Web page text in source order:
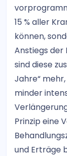
15 % aller
können,
Anstiegs der
sind diese
Jahre“
minder
Prinzip eine
und Erträge